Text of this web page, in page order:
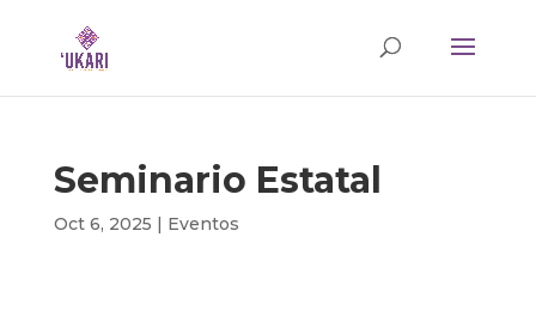
Seminario Estatal
Oct 6, 2025 | Eventos